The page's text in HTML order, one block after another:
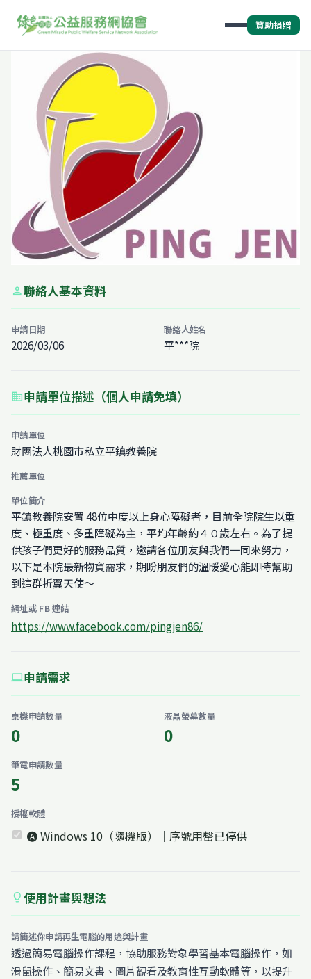
贊助捐贈
person聯絡人基本資料
申請日期
2026/03/06
聯絡人姓名
平***院
business申請單位描述（個人申請免填）
申請單位
財團法人桃園市私立平鎮教養院
推薦單位
單位簡介
平鎮教養院安置 48位中度以上身心障礙者，目前全院院生以重
度、極重度、多重障礙為主，平均年齡約４０歲左右。為了提
供孩子們更好的服務品質，邀請各位朋友與我們一同來努力，
以下是本院最新物資需求，期盼朋友們的溫暖愛心能即時幫助
到這群折翼天使～
網址或 FB 連結
https://www.facebook.com/pingjen86/
computer申請需求
桌機申請數量
0
液晶螢幕數量
0
筆電申請數量
5
授權軟體
🅐 Windows 10（隨機版）｜序號用罄已停供
lightbulb 使用計畫與想法
請簡述你申請再生電腦的用途與計畫
透過簡易電腦操作課程，協助服務對象學習基本電腦操作，如
滑鼠操作、簡易文書、圖片觀看及教育性互動軟體等，以提升